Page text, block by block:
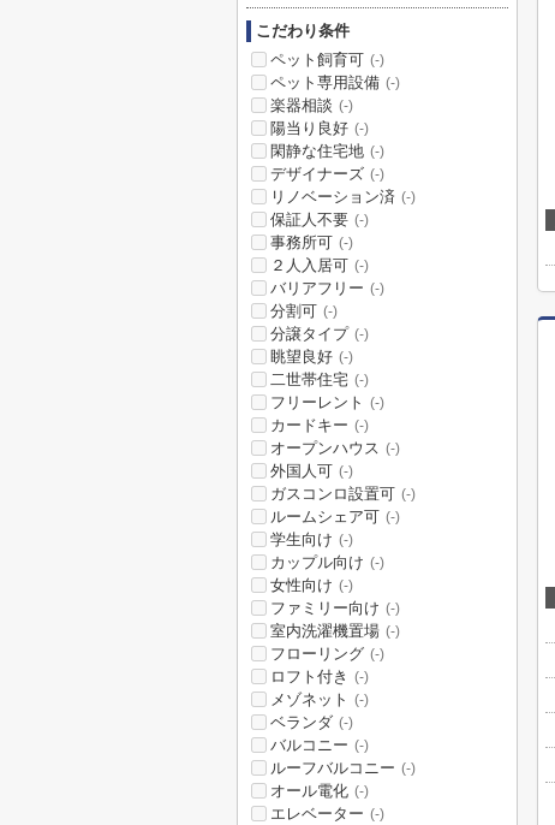
こだわり条件
ペット飼育可 (-)
ペット専用設備 (-)
楽器相談 (-)
陽当り良好 (-)
閑静な住宅地 (-)
デザイナーズ (-)
リノベーション済 (-)
保証人不要 (-)
事務所可 (-)
２人入居可 (-)
バリアフリー (-)
分割可 (-)
分譲タイプ (-)
眺望良好 (-)
二世帯住宅 (-)
フリーレント (-)
カードキー (-)
オープンハウス (-)
外国人可 (-)
ガスコンロ設置可 (-)
ルームシェア可 (-)
学生向け (-)
カップル向け (-)
女性向け (-)
ファミリー向け (-)
室内洗濯機置場 (-)
フローリング (-)
ロフト付き (-)
メゾネット (-)
ベランダ (-)
バルコニー (-)
ルーフバルコニー (-)
オール電化 (-)
エレベーター (-)